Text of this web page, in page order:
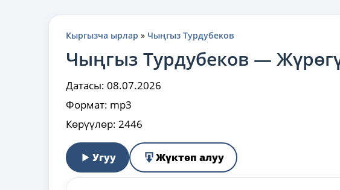
Кыргызча ырлар » Чыңгыз Турдубеков
Чыңгыз Турдубеков —
Датасы: 08.07.2026
Формат: mp3
Көрүүлөр: 2446
Угуу Жүктөп алуу